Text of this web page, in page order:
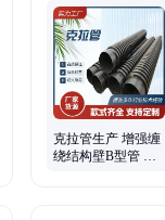
给水管、钢带波纹
水管、MPP电力管
管、电力电缆保护
管、PVC-M给水管
克拉管生产 增强缠
绕结构壁B型管 中